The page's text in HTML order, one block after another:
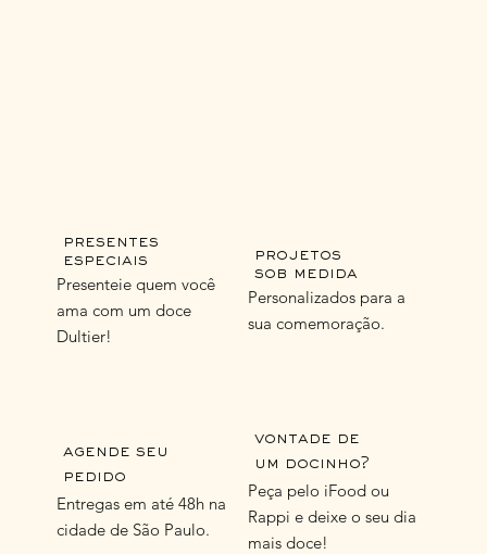
presentes
especiais
Presenteie quem você
ama com um doce
Dultier!
projetos
sob medida
Personalizados para a
sua comemoração.
agende seu
pedido
Entregas em até 48h na
cidade de São Paulo.
vontade de
um docinho?
Peça pelo iFood ou
Rappi e deixe o seu dia
mais doce!